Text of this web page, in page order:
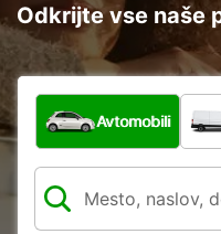
Odkrijte vse naše
Katera vrsta vozila?
Avtomobili